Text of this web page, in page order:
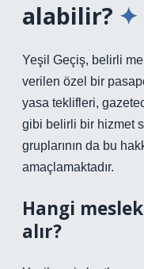
alabilir?
Yeşil Geçiş, belirli
verilen özel bir
yasa teklifleri,
gibi belirli bir hizmet
gruplarının da bu
amaçlamaktadır.
Hangi
alır?